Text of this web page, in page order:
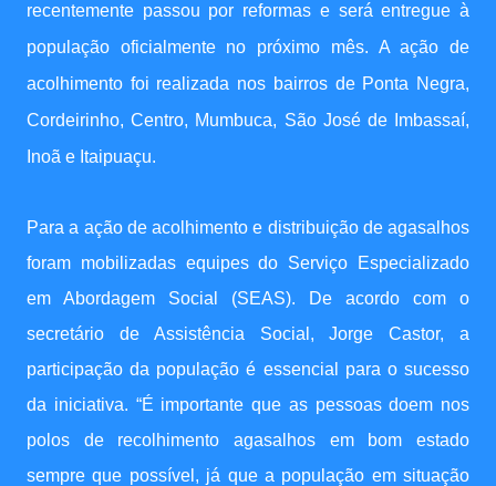
recentemente passou por reformas e será entregue à
população oficialmente no próximo mês. A ação de
acolhimento foi realizada nos bairros de Ponta Negra,
Cordeirinho, Centro, Mumbuca, São José de Imbassaí,
Inoã e Itaipuaçu.
Para a ação de acolhimento e distribuição de agasalhos
foram mobilizadas equipes do Serviço Especializado
em Abordagem Social (SEAS). De acordo com o
secretário de Assistência Social, Jorge Castor, a
participação da população é essencial para o sucesso
da iniciativa. “É importante que as pessoas doem nos
polos de recolhimento agasalhos em bom estado
sempre que possível, já que a população em situação